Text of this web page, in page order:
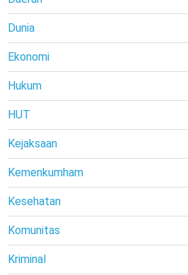
Dunia
Ekonomi
Hukum
HUT
Kejaksaan
Kemenkumham
Kesehatan
Komunitas
Kriminal